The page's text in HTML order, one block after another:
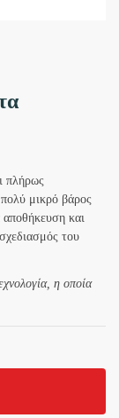
πλήρως
μικρό βάρος
αποθήκευση και
του
η οποία